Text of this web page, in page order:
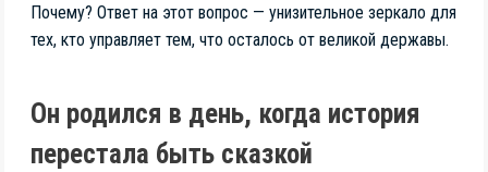
Почему? Ответ на этот вопрос — унизительное зеркало для
тех, кто управляет тем, что осталось от великой державы.
Он родился в день, когда история
перестала быть сказкой